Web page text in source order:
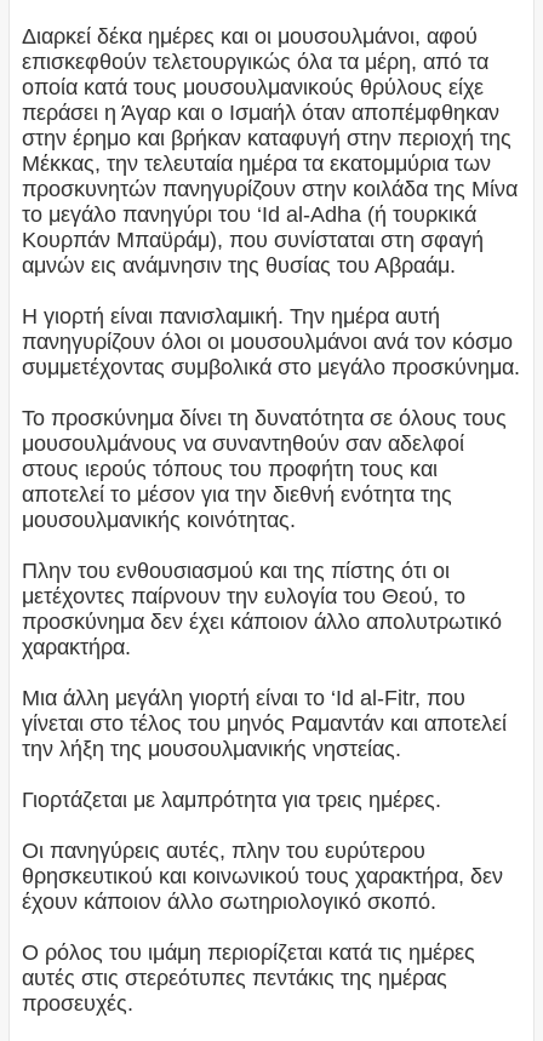
Διαρκεί δέκα ημέρες και οι μουσουλμάνοι, αφού
επισκεφθούν τελετουργικώς όλα τα μέρη, από τα
οποία κατά τους μουσουλμανικούς θρύλους είχε
περάσει η Άγαρ και ο Ισμαήλ όταν αποπέμφθηκαν
στην έρημο και βρήκαν καταφυγή στην περιοχή της
Μέκκας, την τελευταία ημέρα τα εκατομμύρια των
προσκυνητών πανηγυρίζουν στην κοιλάδα της Μίνα
το μεγάλο πανηγύρι του ‘Id al-Adha (ή τουρκικά
Κουρπάν Μπαϋράμ), που συνίσταται στη σφαγή
αμνών εις ανάμνησιν της θυσίας του Αβραάμ.
Η γιορτή είναι πανισλαμική. Την ημέρα αυτή
πανηγυρίζουν όλοι οι μουσουλμάνοι ανά τον κόσμο
συμμετέχοντας συμβολικά στο μεγάλο προσκύνημα.
Το προσκύνημα δίνει τη δυνατότητα σε όλους τους
μουσουλμάνους να συναντηθούν σαν αδελφοί
στους ιερούς τόπους του προφήτη τους και
αποτελεί το μέσον για την διεθνή ενότητα της
μουσουλμανικής κοινότητας.
Πλην του ενθουσιασμού και της πίστης ότι οι
μετέχοντες παίρνουν την ευλογία του Θεού, το
προσκύνημα δεν έχει κάποιον άλλο απολυτρωτικό
χαρακτήρα.
Μια άλλη μεγάλη γιορτή είναι το ‘Id al-Fitr, που
γίνεται στο τέλος του μηνός Ραμαντάν και αποτελεί
την λήξη της μουσουλμανικής νηστείας.
Γιορτάζεται με λαμπρότητα για τρεις ημέρες.
Οι πανηγύρεις αυτές, πλην του ευρύτερου
θρησκευτικού και κοινωνικού τους χαρακτήρα, δεν
έχουν κάποιον άλλο σωτηριολογικό σκοπό.
Ο ρόλος του ιμάμη περιορίζεται κατά τις ημέρες
αυτές στις στερεότυπες πεντάκις της ημέρας
προσευχές.